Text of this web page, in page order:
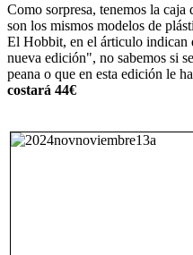
Como sorpresa, tenemos la
son los mismos modelos de
El Hobbit, en el árticulo indican
nueva edición", no sabemos si
peana o que en esta edición le
costará 44€